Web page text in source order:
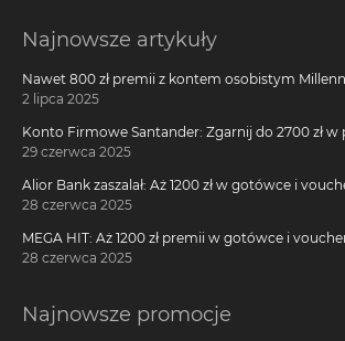
Najnowsze artykuły
Nawet 800 zł premii z kontem osobistym
2 lipca 2025
Konto Firmowe Santander: Zgarnij do 2700 zł w
29 czerwca 2025
Alior Bank zaszalał: Aż 1200 zł w gotówce i
darmowego konta!
28 czerwca 2025
MEGA HIT: Aż 1200 zł premii w gotówce i
kartę kredytową Citi Simplicity
28 czerwca 2025
Najnowsze promocje